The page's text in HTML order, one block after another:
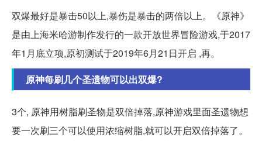
双爆最好是暴击50以上,暴伤是暴击的两倍以上。《原神》
是由上海米哈游制作发行的一款开放世界冒险游戏,于2017
年1月底立项,原初测试于2019年6月21日开启 ,再。
原神每刷几个圣遗物可以出双爆?
3个, 原神用树脂刷圣物是双倍掉落,原神游戏里面圣遗物想
要一次刷三个可以使用浓缩树脂,就可以开启双倍掉落了。